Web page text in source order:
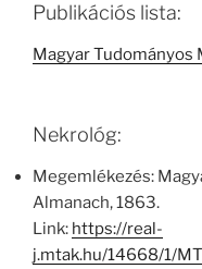
Publikációs lista:
Magyar Tudományos
Nekrológ:
Megemlékezés:
Almanach, 1863.
Link: https://real-
j.mtak.hu/14668/1/